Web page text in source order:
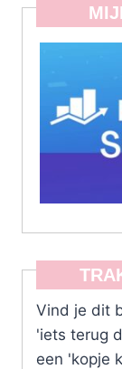
Vind je dit
'iets terug
een 'kopje